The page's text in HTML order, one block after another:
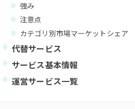
強み
注意点
カテゴリ別市場マーケットシェア
代替サービス
サービス基本情報
運営サービス一覧